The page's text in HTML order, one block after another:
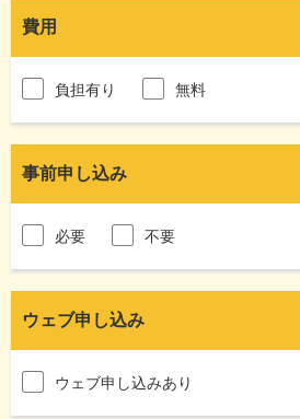
費用
負担有り 無料
事前申し込み
必要 不要
ウェブ申し込み
ウェブ申し込みあり